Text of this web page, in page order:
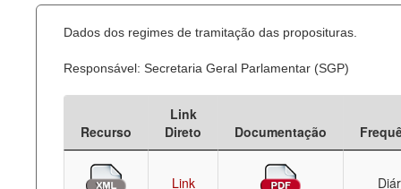
Dados dos regimes de tramitação das proposituras.
Responsável: Secretaria Geral Parlamentar (SGP)
Recurso
Link
Direto
Documentação
Link